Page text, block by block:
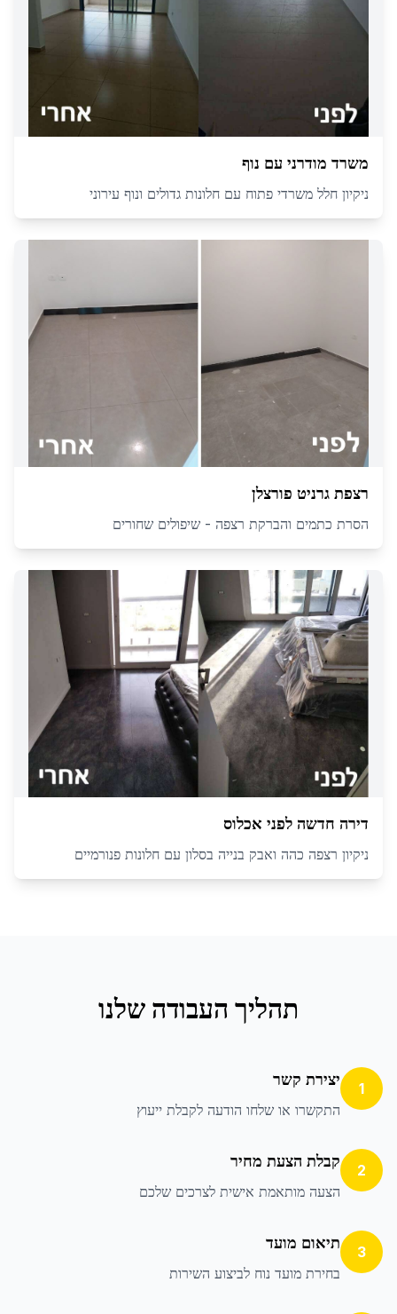
משרד מודרני עם נוף
ניקיון חלל משרדי פתוח עם חלונות גדולים ונוף עירוני
רצפת גרניט פורצלן
הסרת כתמים והברקת רצפה - שיפולים שחורים
דירה חדשה לפני אכלוס
ניקיון רצפה כהה ואבק בנייה בסלון עם חלונות פנורמיים
תהליך העבודה שלנו
1 יצירת קשר
התקשרו או שלחו הודעה לקבלת ייעוץ
2 קבלת הצעת מחיר
הצעה מותאמת אישית לצרכים שלכם
3 תיאום מועד
בחירת מועד נוח לביצוע השירות